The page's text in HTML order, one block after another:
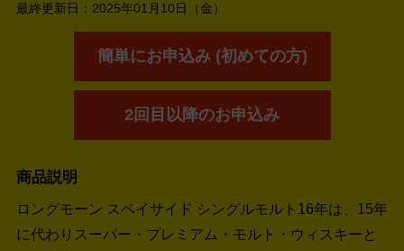
最終更新日： 2025年01月10日（金）
簡単にお申込み (初めての方)
2回目以降のお申込み
商品説明
ロングモーン スペイサイド シングルモルト16年は、15年
に代わりスーパー・プレミアム・モルト・ウィスキーと